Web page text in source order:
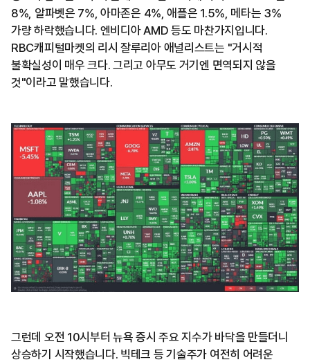
8%, 알파벳은 7%, 아마존은 4%, 애플은 1.5%, 메타는 3%
가량 하락했습니다. 엔비디아 AMD 등도 마찬가지입니다.
RBC캐피털마켓의 리시 잘루리아 애널리스트는 "거시적
불확실성이 매우 크다. 그리고 아무도 거기엔 면역되지 않을
것"이라고 말했습니다.
그런데 오전 10시부터 뉴욕 증시 주요 지수가 바닥을 만들더니
상승하기 시작했습니다. 빅테크 등 기술주가 여전히 어려운